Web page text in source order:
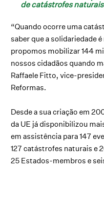
de catástrofes naturais
“Quando ocorre uma
saber que a solidariedade
propomos mobilizar 144
nossos cidadãos quando
Raffaele Fitto, vice-
Reformas.
Desde a sua criação em
da UE já disponibilizou
em assistência para 147
127 catástrofes naturais e
25 Estados-membros e